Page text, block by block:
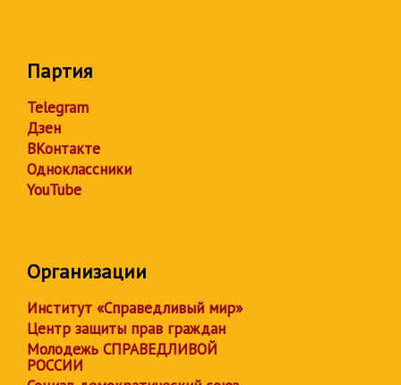
Партия
Telegram
Дзен
ВКонтакте
Одноклассники
YouTube
Организации
Институт «Справедливый мир»
Центр защиты прав граждан
Молодежь СПРАВЕДЛИВОЙ
РОССИИ